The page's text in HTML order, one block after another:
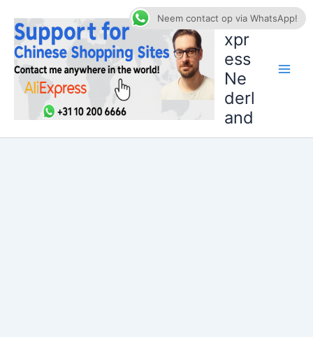
naar
inhoud
AliE
xpr
ess
Ne
derl
and
Neem contact op via WhatsApp!